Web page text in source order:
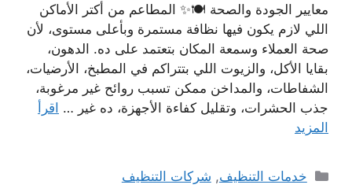
معايير الجودة والصحة 🍽✨ المطاعم من أكتر الأماكن
اللي لازم يكون فيها نظافة مستمرة وبأعلى مستوى، لأن
صحة العملاء وسمعة المكان بتعتمد على ده. الدهون،
بقايا الأكل، والزيوت اللي بتتراكم في المطبخ، الأرضيات،
الشفاطات، والمداخن ممكن تسبب روائح غير مرغوبة،
جذب الحشرات، وتقليل كفاءة الأجهزة، ده غير … اقرأ
المزيد
التصنيفات
خدمات التنظيف, شركات التنظيف